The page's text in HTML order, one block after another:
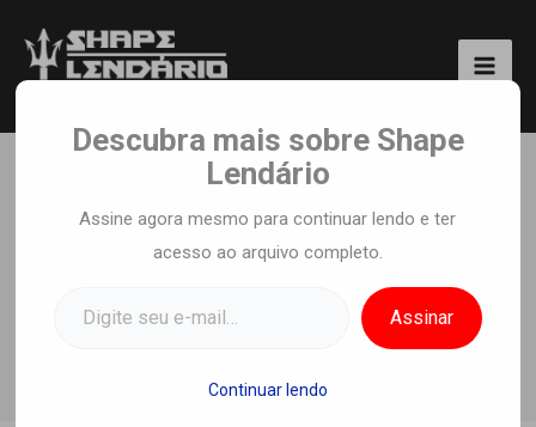
para
Phil Heath Rotina de
Treinos e Dieta
PorEquipe Shape Lendario
14 de fevereiro
Descubra mais sobre Shape
Lendário
Assine agora mesmo para continuar lendo e ter
acesso ao arquivo completo.
Assinar
Continuar lendo